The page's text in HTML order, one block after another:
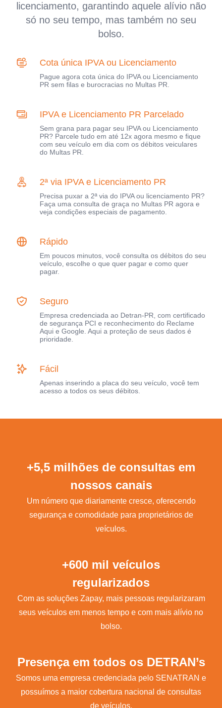
licenciamento, garantindo aquele alívio não
só no seu tempo, mas também no seu
bolso.
Cota única IPVA ou Licenciamento
Pague agora cota única do IPVA ou Licenciamento
PR sem filas e burocracias no Multas PR.
IPVA e Licenciamento PR Parcelado
Sem grana para pagar seu IPVA ou Licenciamento
PR? Parcele tudo em até 12x agora mesmo e fique
com seu veículo em dia com os débitos veiculares
do Multas PR.
2ª via IPVA e Licenciamento PR
Precisa puxar a 2ª via do IPVA ou licenciamento PR?
Faça uma consulta de graça no Multas PR agora e
veja condições especiais de pagamento.
Rápido
Em poucos minutos, você consulta os débitos do seu
veículo, escolhe o que quer pagar e como quer
pagar.
Seguro
Empresa credenciada ao Detran-PR, com certificado
de segurança PCI e reconhecimento do Reclame
Aqui e Google. Aqui a proteção de seus dados é
prioridade.
Fácil
Apenas inserindo a placa do seu veículo, você tem
acesso a todos os seus débitos.
+5,5 milhões de consultas em
nossos canais
Um número que diariamente cresce, oferecendo
segurança e comodidade para proprietários de
veículos.
+600 mil veículos
regularizados
Com as soluções Zapay, mais pessoas regularizaram
seus veículos em menos tempo e com mais alívio no
bolso.
Presença em todos os DETRAN’s
Somos uma empresa credenciada pelo SENATRAN e
possuímos a maior cobertura nacional de consultas
de veículos.